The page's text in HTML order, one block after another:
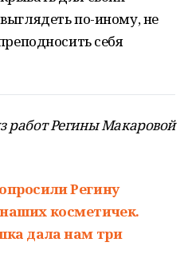
по-иному, не
себя
работ Регины Макаровой
Регину
косметичек.
дала нам три